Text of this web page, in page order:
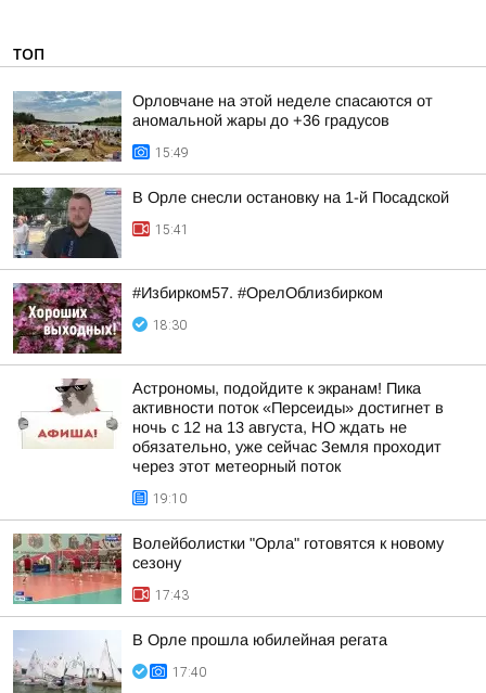
ТОП
Орловчане на этой неделе спасаются от
аномальной жары до +36 градусов
15:49
В Орле снесли остановку на 1-й Посадской
15:41
#Избирком57. #ОрелОблизбирком
18:30
Астрономы, подойдите к экранам! Пика
активности поток «Персеиды» достигнет в
ночь с 12 на 13 августа, НО ждать не
обязательно, уже сейчас Земля проходит
через этот метеорный поток
19:10
Волейболистки "Орла" готовятся к новому
сезону
17:43
В Орле прошла юбилейная регата
17:40